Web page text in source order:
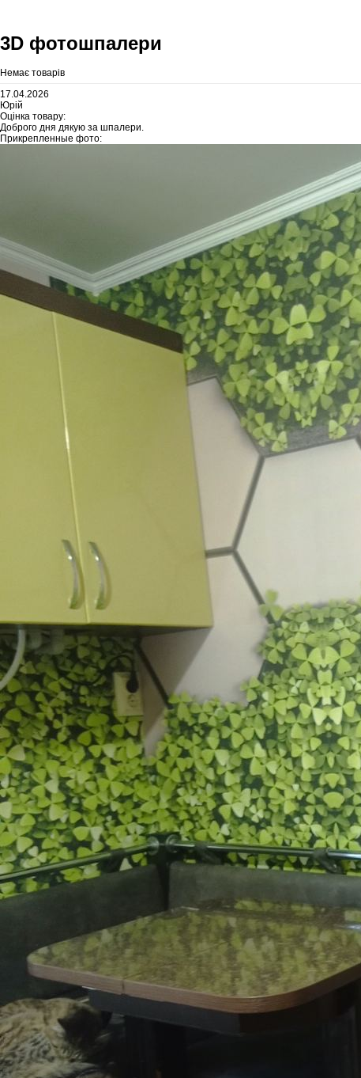
3D фотошпалери
Немає товарів
17.04.2026
Юрій
Оцінка товару:
Доброго дня дякую за шпалери.
Прикрепленные фото: